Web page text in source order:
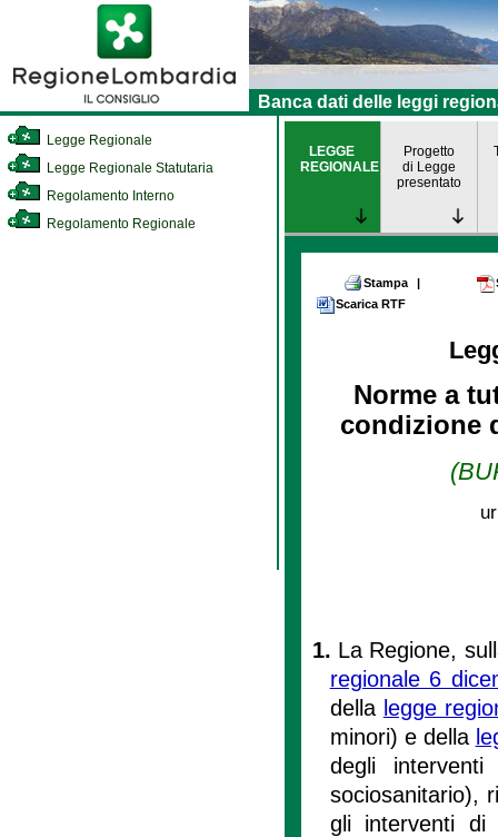
Banca dati delle leggi
Legge Regionale
Legge Regionale Statutaria
Regolamento Interno
Regolamento Regionale
LEGGE
REGIONALE
Progetto
di Legge
presentato
Stampa |
Scarica RTF
Norme a
condizione
1. La Regione,
regionale 6
della legge
minori) e della
degli
sociosanitario),
gli interventi